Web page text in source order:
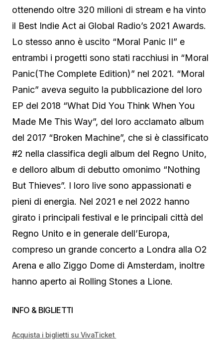
ottenendo oltre 320 milioni di stream e ha vinto
il Best Indie Act ai Global Radio’s 2021 Awards.
Lo stesso anno è uscito “Moral Panic II” e
entrambi i progetti sono stati racchiusi in “Moral
Panic(The Complete Edition)” nel 2021. “Moral
Panic” aveva seguito la pubblicazione del loro
EP del 2018 “What Did You Think When You
Made Me This Way”, del loro acclamato album
del 2017 “Broken Machine”, che si è classificato
#2 nella classifica degli album del Regno Unito,
e delloro album di debutto omonimo “Nothing
But Thieves”. I loro live sono appassionati e
pieni di energia. Nel 2021 e nel 2022 hanno
girato i principali festival e le principali città del
Regno Unito e in generale dell’Europa,
compreso un grande concerto a Londra alla O2
Arena e allo Ziggo Dome di Amsterdam, inoltre
hanno aperto ai Rolling Stones a Lione.
INFO & BIGLIETTI
Acquista i biglietti su VivaTicket